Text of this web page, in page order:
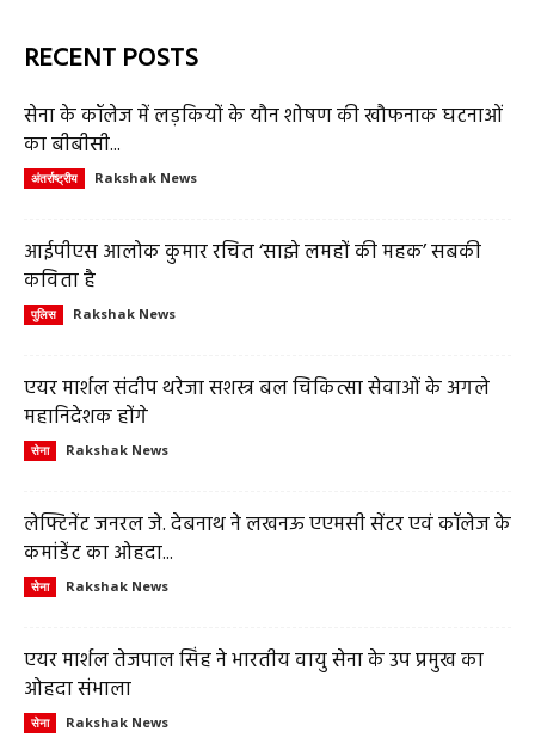
RECENT POSTS
सेना के कॉलेज में लड़कियों के यौन शोषण की खौफनाक घटनाओं
का बीबीसी...
अंतर्राष्ट्रीय Rakshak News
आईपीएस आलोक कुमार रचित ‘साझे लमहों की महक’ सबकी
कविता है
पुलिस Rakshak News
एयर मार्शल संदीप थरेजा सशस्त्र बल चिकित्सा सेवाओं के अगले
महानिदेशक होंगे
सेना Rakshak News
लेफ्टिनेंट जनरल जे. देबनाथ ने लखनऊ एएमसी सेंटर एवं कॉलेज के
कमांडेंट का ओहदा...
सेना Rakshak News
एयर मार्शल तेजपाल सिंह ने भारतीय वायु सेना के उप प्रमुख का
ओहदा संभाला
सेना Rakshak News